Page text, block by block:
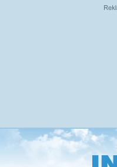
Přejít
na
hlavní
obsah